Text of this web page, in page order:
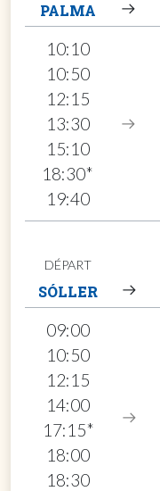
PALMA
10:10
10:50
12:15
13:30
15:10
18:30*
19:40
DÉPART
SÓLLER
09:00
10:50
12:15
14:00
17:15*
18:00
18:30